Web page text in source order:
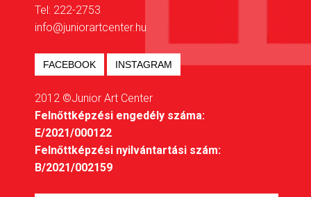
Tel: 222-2753
info@juniorartcenter.hu
FACEBOOK INSTAGRAM
2012 ©Junior Art Center
Felnőttképzési engedély száma:
E/2021/000122
Felnőttképzési nyilvántartási szám:
B/2021/002159